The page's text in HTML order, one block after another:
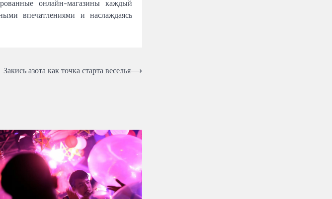
онлайн-магазины каждый
впечатлениями и наслаждаясь
Закись азота как точка старта веселья⟶